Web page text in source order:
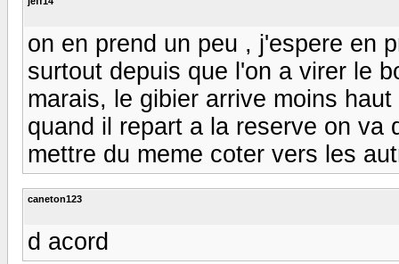
on en prend un peu , j'espere en
surtout depuis que l'on a virer le
marais, le gibier arrive moins
quand il repart a la reserve on va
mettre du meme coter vers les
caneton123
d acord